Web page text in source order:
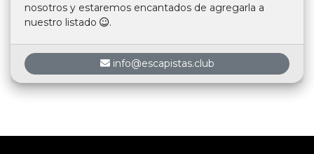
nosotros y estaremos encantados de agregarla a
nuestro listado
.
info@escapistas.club